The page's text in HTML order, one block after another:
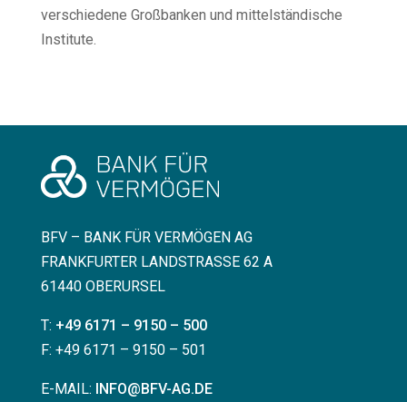
verschiedene Großbanken und mittelständische
Institute.
BFV – BANK FÜR VERMÖGEN AG
FRANKFURTER LANDSTRASSE 62 A
61440 OBERURSEL
T: +49 6171 – 9150 – 500
F: +49 6171 – 9150 – 501
E-MAIL: INFO@BFV-AG.DE